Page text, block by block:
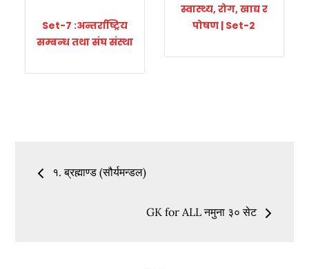
स्वास्थ्य, रोग, खाद्य र
पोषण | Set-2
Set-7 :अन्तर्राष्ट्रिय
सम्बन्ध तथा संघ संस्था
Post
navigation
१. ब्रह्माण्ड (सौर्यमन्डल)
GK for ALL नमुना ३० सेट